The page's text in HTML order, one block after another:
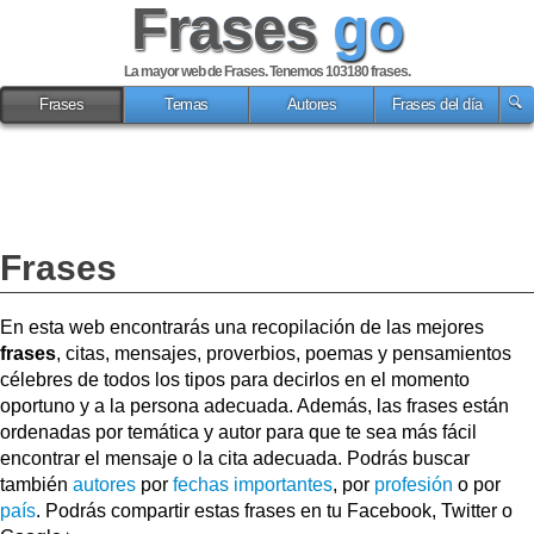
Frases go
La mayor web de Frases. Tenemos 103180 frases.
Frases
Temas Autores Frases del día
Frases
En esta web encontrarás una recopilación de las mejores
frases, citas, mensajes, proverbios, poemas y pensamientos
célebres de todos los tipos para decirlos en el momento
oportuno y a la persona adecuada. Además, las frases están
ordenadas por temática y autor para que te sea más fácil
encontrar el mensaje o la cita adecuada. Podrás buscar
también autores por fechas importantes, por profesión o por
país. Podrás compartir estas frases en tu Facebook, Twitter o